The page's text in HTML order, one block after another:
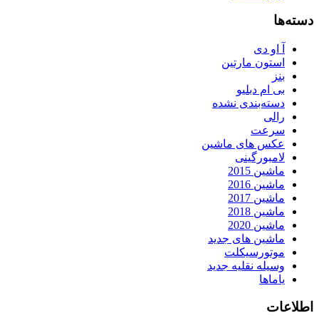
دسته‌ها
آ او دی
استون مارتین
بنز
بی ام دبلیو
دسته‌بندی نشده
رالی
سرعت
عکس های ماشین
لامبورگینی
ماشین 2015
ماشین 2016
ماشین 2017
ماشین 2018
ماشین 2020
ماشین های جدید
موتورسیکلت
وسیله نقلیه جدید
یاماها
اطلاعات